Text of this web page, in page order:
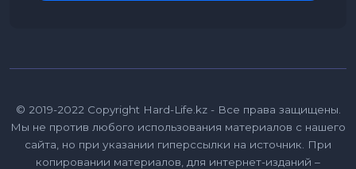
© 2019-2022 Copyright Hard-Life.kz - Все права защищены.
Мы не против любого использования материалов с нашего
сайта, но при указании гиперссылки на источник. При
копировании материалов, для интернет-изданий –